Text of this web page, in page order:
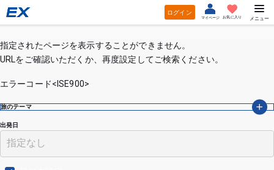
ログイン
マイページ お気に入り メニュー
指定されたページを表示することができません。
URLをご確認いただくか、再度設定してご検索ください。
エラーコード<ISE900>
出発日
旅のテーマ